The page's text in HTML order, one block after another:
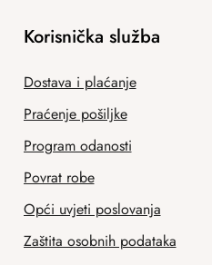
Korisnička služba
Dostava i plaćanje
Praćenje pošiljke
Program odanosti
Povrat robe
Opći uvjeti poslovanja
Zaštita osobnih podataka